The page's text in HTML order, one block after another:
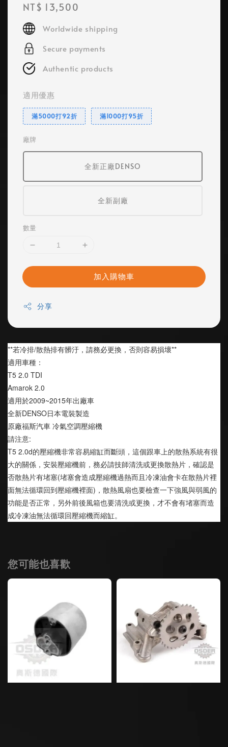
Regular
price
NT$ 13,500
Worldwide shipping
Secure payments
Authentic products
適用優惠
滿5000打92折 滿1000打95折
廠牌
全新正廠DENSO
全新副廠
數量
加入購物車
分享
**若冷排/散熱排有髒汙，請務必更換，否則容易損壞**
適用車種：
T5 2.0 TDI
Amarok 2.0
適用於2009~2015年出廠車
全新DENSO日本電裝製造
原廠福斯汽車 冷氣空調壓縮機
請注意:
T5 2.0d的壓縮機非常容易縮缸而斷頭，這個跟車上的散熱系統有很
大的關係，安裝壓縮機前，務必請技師清洗或更換散熱片，確認是
否散熱片有堵塞(堵塞會造成壓縮機過熱而且冷凍油會卡在散熱片裡
面無法循環回到壓縮機裡面)，散熱風扇也要檢查一下強風與弱風的
功能是否正常，另外前後風箱也要清洗或更換，才不會有堵塞而造
成冷凍油無法循環回壓縮機而縮缸。
您可能也喜歡